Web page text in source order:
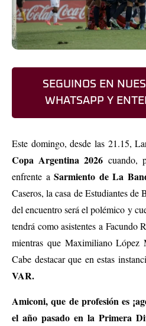
SEGUINOS EN
WHATSAPP Y
Este domingo, desde las 21.15,
Copa Argentina 2026 cuando,
enfrente aSarmiento de La
Caseros, la casa de Estudiantes
del encuentro será el polémico y
tendrá como asistentes a Facundo
mientras que Maximiliano López
Cabe destacar que en estas
VAR.
Amiconi, que de profesión es
el año pasado en la Primera